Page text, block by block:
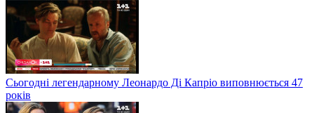
Сьогодні легендарному Леонардо Ді Капріо виповнюється 47
років